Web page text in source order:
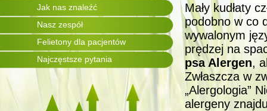
Jak nas znaleźć
Nasz zespół
Felietony dla pacjentów
Najczęstsze pytania
Mały kudłaty
podobno w co
wywalonym
prędzej na
psa Alergen,
Zwłaszcza w
„Alergologia”
alergeny